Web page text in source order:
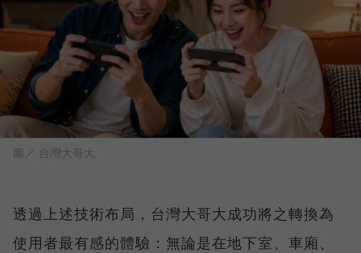
圖／ 台灣大哥大
透過上述技術布局，台灣大哥大成功將之轉換為
使用者最有感的體驗：無論是在地下室、車廂、